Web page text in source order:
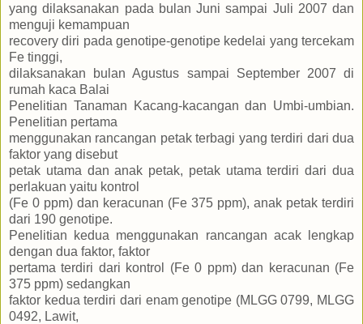
yang dilaksanakan pada bulan Juni sampai Juli 2007 dan
menguji kemampuan
recovery diri pada genotipe-genotipe kedelai yang tercekam
Fe tinggi,
dilaksanakan bulan Agustus sampai September 2007 di
rumah kaca Balai
Penelitian Tanaman Kacang-kacangan dan Umbi-umbian.
Penelitian pertama
menggunakan rancangan petak terbagi yang terdiri dari dua
faktor yang disebut
petak utama dan anak petak, petak utama terdiri dari dua
perlakuan yaitu kontrol
(Fe 0 ppm) dan keracunan (Fe 375 ppm), anak petak terdiri
dari 190 genotipe.
Penelitian kedua menggunakan rancangan acak lengkap
dengan dua faktor, faktor
pertama terdiri dari kontrol (Fe 0 ppm) dan keracunan (Fe
375 ppm) sedangkan
faktor kedua terdiri dari enam genotipe (MLGG 0799, MLGG
0492, Lawit,